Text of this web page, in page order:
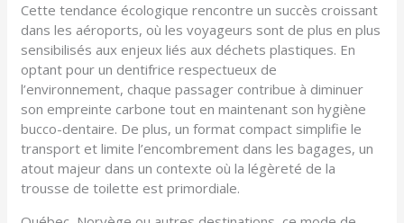
Cette tendance écologique rencontre un succès croissant
dans les aéroports, où les voyageurs sont de plus en plus
sensibilisés aux enjeux liés aux déchets plastiques. En
optant pour un dentifrice respectueux de
l’environnement, chaque passager contribue à diminuer
son empreinte carbone tout en maintenant son hygiène
bucco-dentaire. De plus, un format compact simplifie le
transport et limite l’encombrement dans les bagages, un
atout majeur dans un contexte où la légèreté de la
trousse de toilette est primordiale.